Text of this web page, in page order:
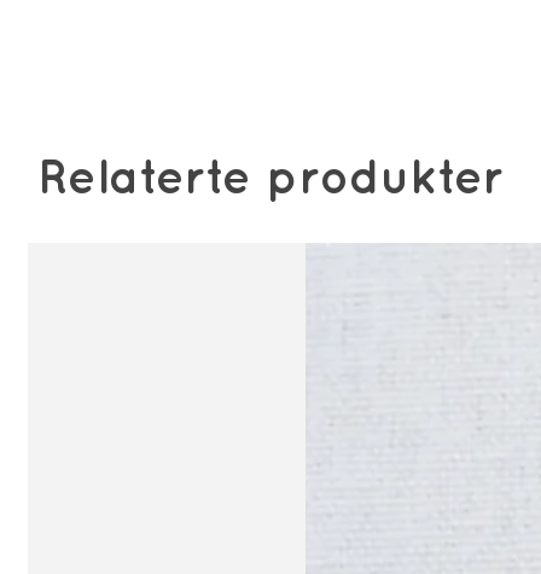
Relaterte produkter